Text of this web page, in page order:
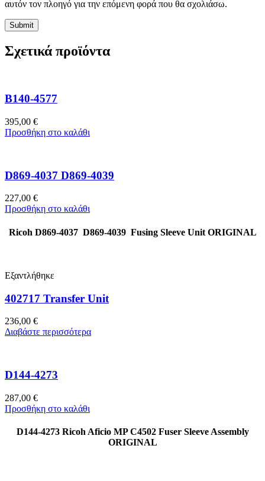
αυτόν τον πλοηγό για την επόμενη φορά που θα σχολιάσω.
Σχετικά προϊόντα
B140-4577
395,00 €
Προσθήκη στο καλάθι
D869-4037 D869-4039
227,00 €
Προσθήκη στο καλάθι
Ricoh D869-4037 D869-4039 Fusing Sleeve Unit ORIGINAL
Εξαντλήθηκε
402717 Transfer Unit
236,00 €
Διαβάστε περισσότερα
D144-4273
287,00 €
Προσθήκη στο καλάθι
D144-4273 Ricoh Aficio MP C4502 Fuser Sleeve Assembly
ORIGINAL